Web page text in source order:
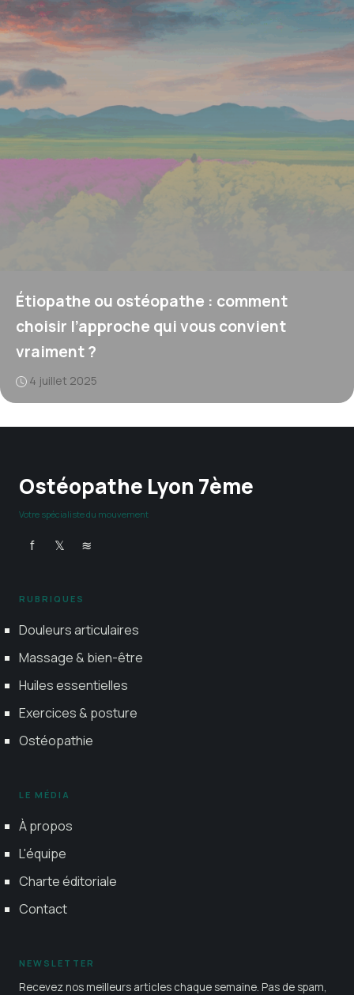
Étiopathe ou ostéopathe : comment
choisir l’approche qui vous convient
vraiment ?
4 juillet 2025
Ostéopathe Lyon 7ème
Votre spécialiste du mouvement
f 𝕏 ≋
RUBRIQUES
Douleurs articulaires
Massage & bien-être
Huiles essentielles
Exercices & posture
Ostéopathie
LE MÉDIA
À propos
L'équipe
Charte éditoriale
Contact
NEWSLETTER
Recevez nos meilleurs articles chaque semaine. Pas de spam,